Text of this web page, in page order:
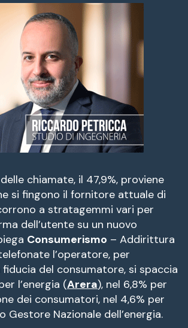
chiamate, il 47,9%, proviene
si fingono il fornitore attuale di
a stratagemmi vari per
dell’utente su un nuovo
Consumerismo – Addirittura
l’operatore, per
del consumatore, si spaccia
l’energia (Arera), nel 6,8% per
dei consumatori, nel 4,6% per
Gestore Nazionale dell’energia.